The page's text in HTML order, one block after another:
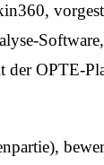
der OPTE-